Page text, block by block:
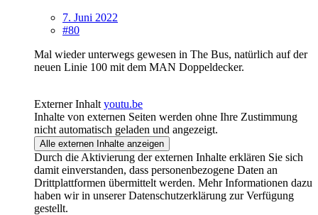
7. Juni 2022
#80
Mal wieder unterwegs gewesen in The Bus, natürlich auf der
neuen Linie 100 mit dem MAN Doppeldecker.
Externer Inhalt youtu.be
Inhalte von externen Seiten werden ohne Ihre Zustimmung
nicht automatisch geladen und angezeigt.
Alle externen Inhalte anzeigen
Durch die Aktivierung der externen Inhalte erklären Sie sich
damit einverstanden, dass personenbezogene Daten an
Drittplattformen übermittelt werden. Mehr Informationen dazu
haben wir in unserer Datenschutzerklärung zur Verfügung
gestellt.